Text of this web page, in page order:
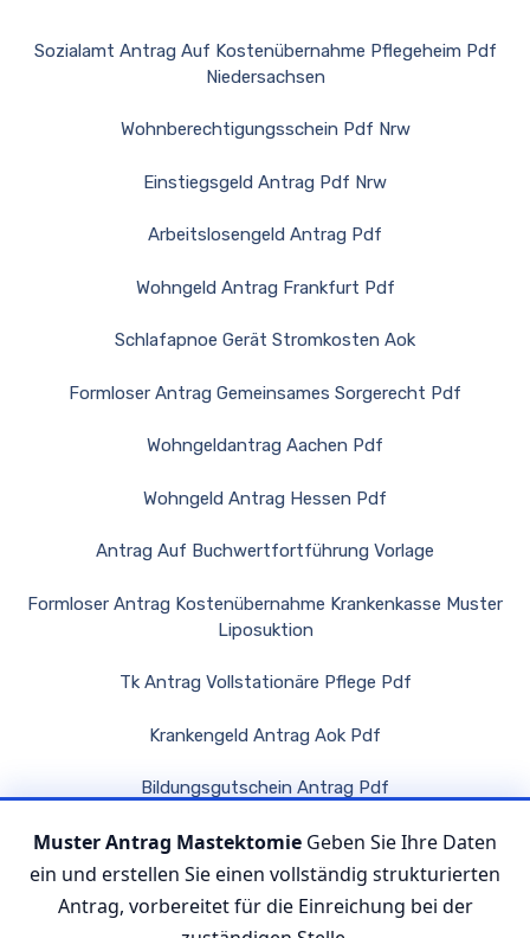
Sozialamt Antrag Auf Kostenübernahme Pflegeheim Pdf
Niedersachsen
Wohnberechtigungsschein Pdf Nrw
Einstiegsgeld Antrag Pdf Nrw
Arbeitslosengeld Antrag Pdf
Wohngeld Antrag Frankfurt Pdf
Schlafapnoe Gerät Stromkosten Aok
Formloser Antrag Gemeinsames Sorgerecht Pdf
Wohngeldantrag Aachen Pdf
Wohngeld Antrag Hessen Pdf
Antrag Auf Buchwertfortführung Vorlage
Formloser Antrag Kostenübernahme Krankenkasse Muster
Liposuktion
Tk Antrag Vollstationäre Pflege Pdf
Krankengeld Antrag Aok Pdf
Bildungsgutschein Antrag Pdf
Wohngeldantrag Salzgitter Pdf
Muster Antrag Mastektomie Geben Sie Ihre Daten
ein und erstellen Sie einen vollständig strukturierten
Antrag, vorbereitet für die Einreichung bei der